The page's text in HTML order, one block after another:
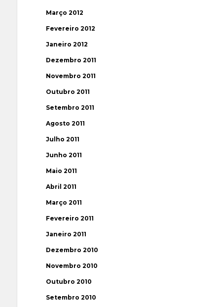
Março 2012
Fevereiro 2012
Janeiro 2012
Dezembro 2011
Novembro 2011
Outubro 2011
Setembro 2011
Agosto 2011
Julho 2011
Junho 2011
Maio 2011
Abril 2011
Março 2011
Fevereiro 2011
Janeiro 2011
Dezembro 2010
Novembro 2010
Outubro 2010
Setembro 2010